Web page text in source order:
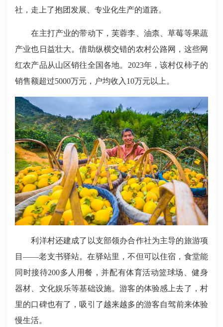
社，走上了抱团发展、专业化生产的道路。
在主打产业的带动下，芙蓉李、油柰、草莓等果蔬
产业也日益壮大。借助纵横交错的农村公路网， 这些网
红农产品从山区销往全国各地。2023年，该村仅柿子的
销售额超过5000万元，户均收入10万元以上。
利洋村还建成了以支部领办合作社为主导的旅游项
目——老支书驿站。在驿站里，不但可以住宿，食堂能
同时接待200多人用餐，并配有体育活动篮球场、健身
器材、文化娱乐等基础设施。游客的体验感上去了，村
里的口碑也有了， 吸引了越来越多的游客自驾前来体验
慢生活。